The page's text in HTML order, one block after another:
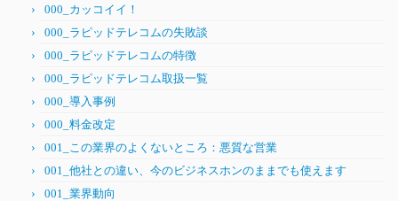
000_カッコイイ！
000_ラピッドテレコムの失敗談
000_ラピッドテレコムの特徴
000_ラピッドテレコム取扱一覧
000_導入事例
000_料金改定
001_この業界のよくないところ：悪質な営業
001_他社との違い、今のビジネスホンのままでも使えます
001_業界動向